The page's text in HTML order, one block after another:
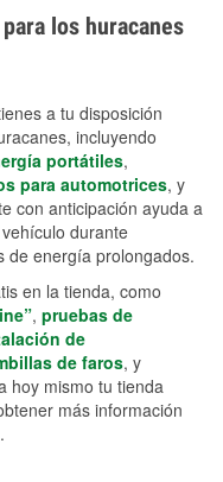
el agua estancada y
son
los huracanes
a tu disposición
incluyendo
portátiles,
para automotrices, y
con anticipación ayuda a
durante
de energía prolongados.
en la tienda, como
, pruebas de
de
de faros, y
hoy mismo tu tienda
más información
.